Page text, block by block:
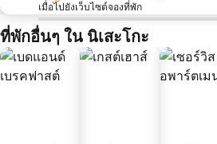
เมื่อไปยังเว็บไซต์จองที่พัก
ที่พักอื่นๆ ใน นิเสะโกะ